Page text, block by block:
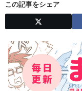
この記事をシェア